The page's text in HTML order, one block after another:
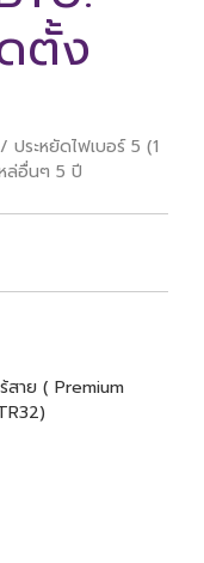
ตั้ง
ระหยัดไฟเบอร์ 5 (1
ล่อื่นๆ 5 ปี
สาย ( Premium